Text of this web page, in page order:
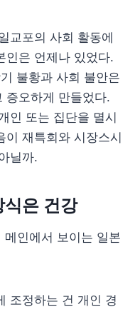
교포의 사회 활동에
인은 언제나 있었다.
불황과 사회 불안은
증오하게 만들었다.
인 또는 집단을 멸시
이 재특회와 시장스시
닐까.
식은 건강
인에서 보이는 일본
조정하는 건 개인 경